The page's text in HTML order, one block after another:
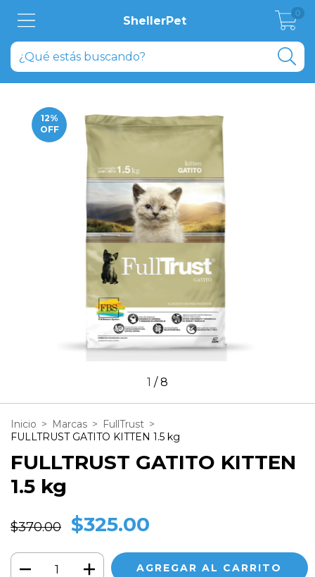
ShellerPet
0
12%
OFF
1 /8
Inicio > Marcas > FullTrust >
FULLTRUST GATITO KITTEN 1.5 kg
FULLTRUST GATITO KITTEN
1.5 kg
$370.00 $325.00